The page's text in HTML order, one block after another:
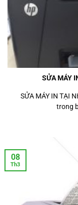
SỬA MÁY
SỬA MÁY IN TẠI
trong
08
Th3